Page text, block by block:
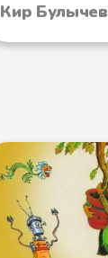
Кир Булычев